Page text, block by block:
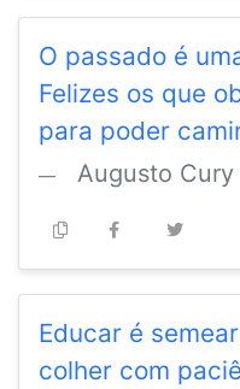
O passado é
Felizes os que
para poder
Augusto Cury
Educar é
colher com